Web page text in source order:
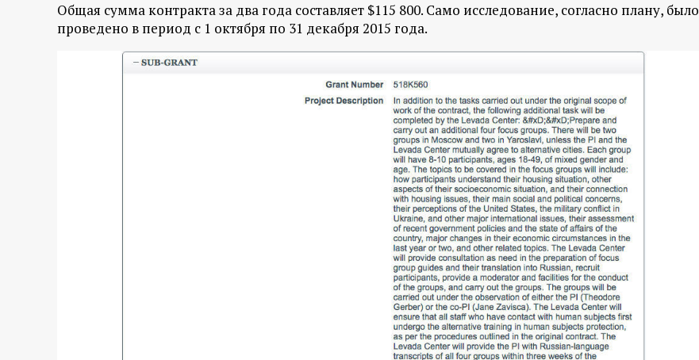
Общая сумма контракта за два года составляет $115 800. Само исследование, согласно плану, было
проведено в период с 1 октября по 31 декабря 2015 года.